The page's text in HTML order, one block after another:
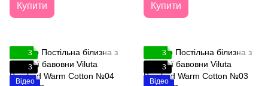
Купити Купити
3
3
Відео
3
3
Відео